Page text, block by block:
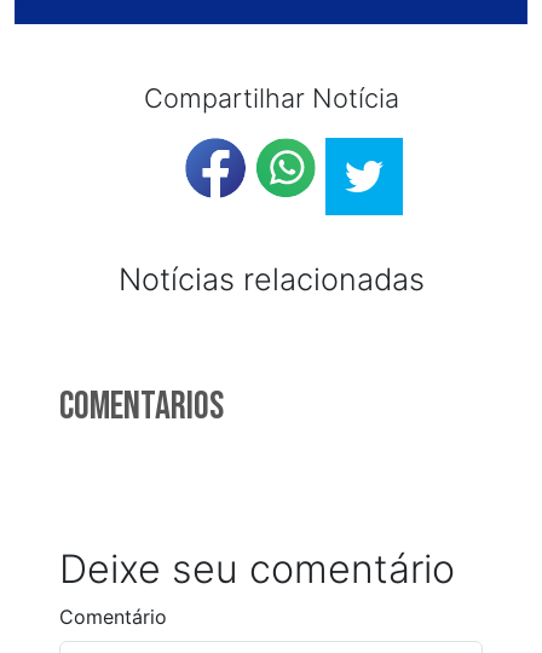
Compartilhar Notícia
Notícias relacionadas
Comentarios
Deixe seu comentário
Comentário